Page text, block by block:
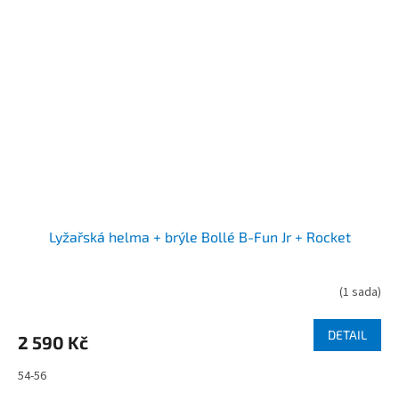
Lyžařská helma + brýle Bollé B-Fun Jr + Rocket
(1 sada)
2 590 Kč DETAIL
54-56